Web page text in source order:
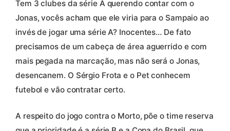
Tem 3 clubes da série A querendo contar com o
Jonas, vocês acham que ele viria para o Sampaio ao
invés de jogar uma série A? Inocentes… De fato
precisamos de um cabeça de área aguerrido e com
mais pegada na marcação, mas não será o Jonas,
desencanem. O Sérgio Frota e o Pet conhecem
futebol e vão contratar certo.
A respeito do jogo contra o Morto, põe o time reserva